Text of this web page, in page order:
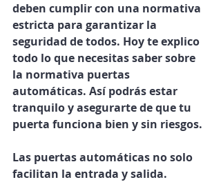
deben cumplir con una normativa
estricta para garantizar la
seguridad de todos. Hoy te explico
todo lo que necesitas saber sobre
la normativa puertas
automáticas. Así podrás estar
tranquilo y asegurarte de que tu
puerta funciona bien y sin riesgos.
Las puertas automáticas no solo
facilitan la entrada y salida.